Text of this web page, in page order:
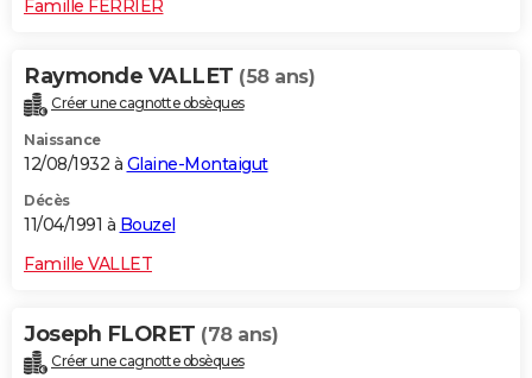
Famille FERRIER
Raymonde VALLET (58 ans)
Créer une cagnotte obsèques
Naissance
12/08/1932 à Glaine-Montaigut
Décès
11/04/1991 à Bouzel
Famille VALLET
Joseph FLORET (78 ans)
Créer une cagnotte obsèques